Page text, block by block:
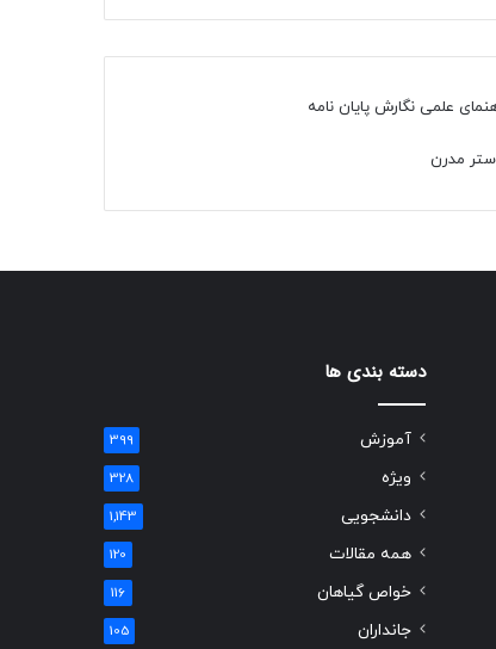
علمی نگارش پایان نامه
مدرن
دسته بندی ها
آموزش 399
ویژه 328
دانشجویی 1,143
همه مقالات 120
خواص گیاهان 116
جانداران 105